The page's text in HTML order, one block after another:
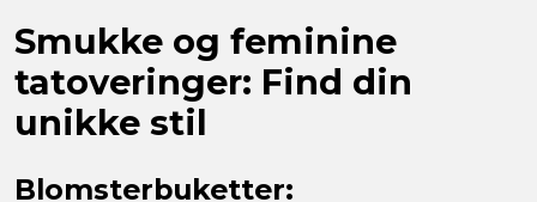
Smukke og feminine
tatoveringer: Find din
unikke stil
Blomsterbuketter: